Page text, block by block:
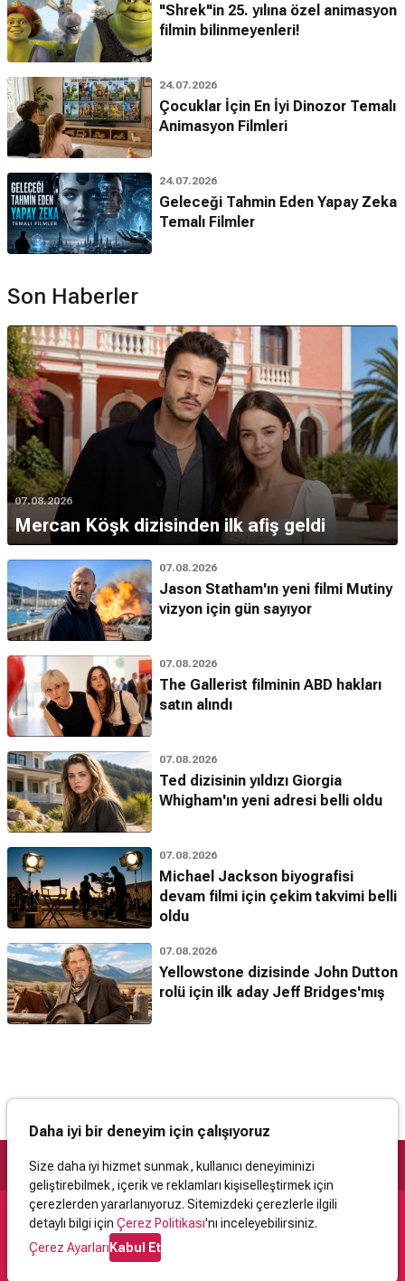
"Shrek"in 25. yılına özel animasyon
filmin bilinmeyenleri!
24.07.2026
Çocuklar İçin En İyi Dinozor Temalı
Animasyon Filmleri
24.07.2026
Geleceği Tahmin Eden Yapay Zeka
Temalı Filmler
Son Haberler
07.08.2026
Mercan Köşk dizisinden ilk afiş geldi
07.08.2026
Jason Statham'ın yeni filmi Mutiny
vizyon için gün sayıyor
07.08.2026
The Gallerist filminin ABD hakları
satın alındı
07.08.2026
Ted dizisinin yıldızı Giorgia
Whigham'ın yeni adresi belli oldu
07.08.2026
Michael Jackson biyografisi
devam filmi için çekim takvimi belli
oldu
07.08.2026
Yellowstone dizisinde John Dutton
rolü için ilk aday Jeff Bridges'mış
Daha iyi bir deneyim için çalışıyoruz
Size daha iyi hizmet sunmak, kullanıcı deneyiminizi
geliştirebilmek, içerik ve reklamları kişiselleştirmek için
çerezlerden yararlanıyoruz. Sitemizdeki çerezlerle ilgili
detaylı bilgi için Çerez Politikası'nı inceleyebilirsiniz.
Çerez AyarlarıKabul Et
Destek
İletişimYardımKullanıcı Sözleşmesi